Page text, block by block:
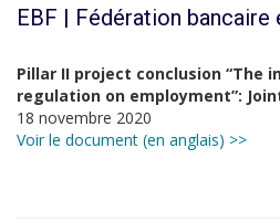
EBF | Fédération bancaire
Pillar II project conclusion “The
regulation on employment”:
18 novembre 2020
Voir le document (en anglais) >>